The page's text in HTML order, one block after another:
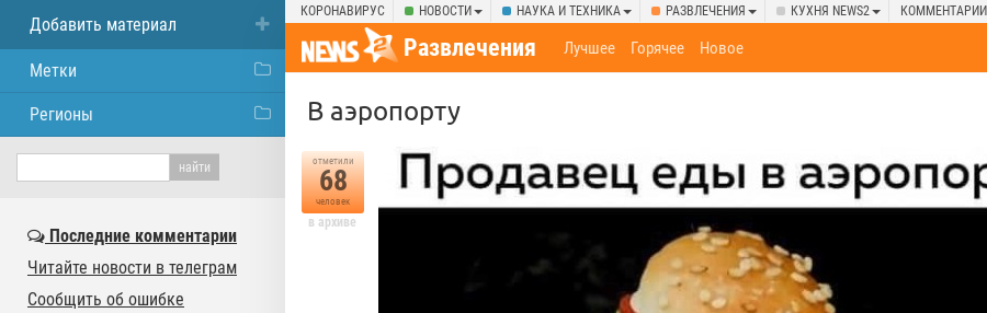
КОРОНАВИРУС НОВОСТИ НАУКА И ТЕХНИКА РАЗВЛЕЧЕНИЯ КУХНЯ NEWS2 КОММЕНТАРИИ
Развлечения Лучшее Горячее Новое
В аэропорту
отметили
68
человек
в архиве
Добавить материал
Метки
Регионы
Последние комментарии
Читайте новости в телеграм
Сообщить об ошибке